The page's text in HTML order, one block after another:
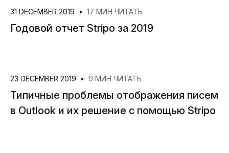
31 DECEMBER 2019 • 17 МИН ЧИТАТЬ
Годовой отчет Stripo за 2019
23 DECEMBER 2019 • 9 МИН ЧИТАТЬ
Типичные проблемы отображения писем
в Outlook и их решение с помощью Stripo